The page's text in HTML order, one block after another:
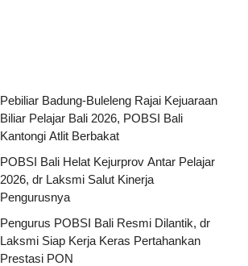
Pebiliar Badung-Buleleng Rajai Kejuaraan
Biliar Pelajar Bali 2026, POBSI Bali
Kantongi Atlit Berbakat
POBSI Bali Helat Kejurprov Antar Pelajar
2026, dr Laksmi Salut Kinerja
Pengurusnya
Pengurus POBSI Bali Resmi Dilantik, dr
Laksmi Siap Kerja Keras Pertahankan
Prestasi PON